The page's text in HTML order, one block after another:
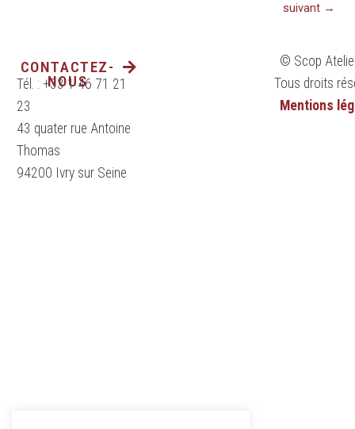
suivant →
CONTACTEZ-
NOUS
Tél. : +33 1 46 71 21
23
43 quater rue Antoine
Thomas
94200 Ivry sur Seine
© Scop
Tous droits
Mentions